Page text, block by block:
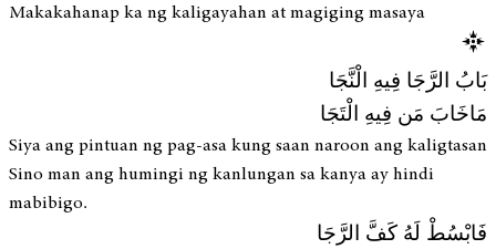
Makakahanap ka ng kaligayahan at magiging masaya
بَابُ الرَّجَا فِيهِ الْنَّجَا
مَاخَابَ مَن فِيهِ الْتَجَا
Siya ang pintuan ng pag-asa kung saan naroon ang kaligtasan
Sino man ang humingi ng kanlungan sa kanya ay hindi
mabibigo.
فَابْسُطْ لَهُ كَفَّ الرَّجَا